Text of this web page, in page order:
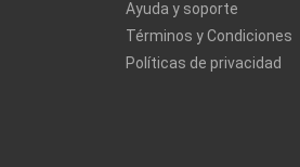
Ayuda y soporte
Términos y Condiciones
Políticas de privacidad